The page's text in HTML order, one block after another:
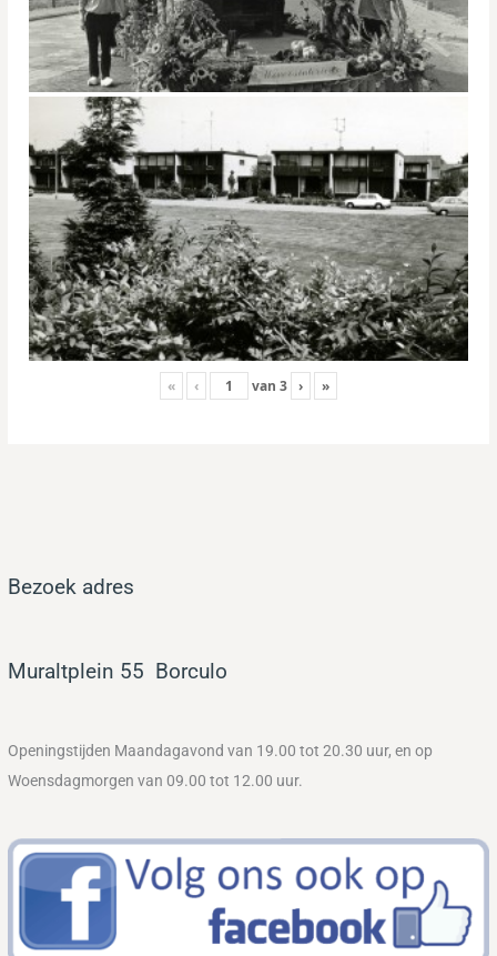
Bezoek adres
Muraltplein 55 Borculo
Openingstijden Maandagavond van 19.00 tot 20.30 uur, en op
Woensdagmorgen van 09.00 tot 12.00 uur.
« ‹ van 3 › »